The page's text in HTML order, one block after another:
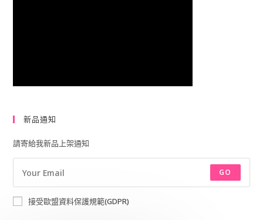
新品通知
請寄給我新品上架通知
GO
接受歐盟資料保護規範(GDPR)